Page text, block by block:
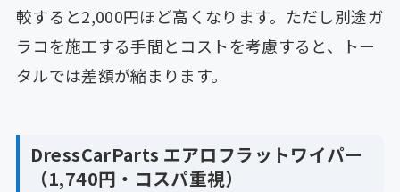
較すると2,000円ほど高くなります。ただし別途ガ
ラコを施工する手間とコストを考慮すると、トー
タルでは差額が縮まります。
DressCarParts エアロフラットワイパー
（1,740円・コスパ重視）